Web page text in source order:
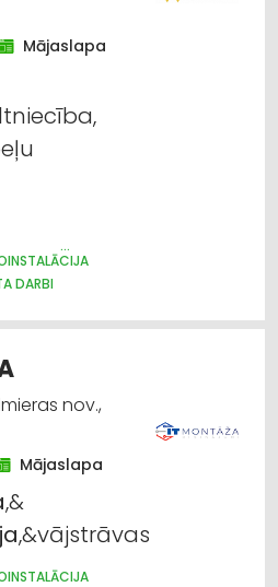
un elektromateriālu
iekārtas
sistēmas un
sistēmas,
Mājaslapa
DARBI
VIESNĪCAS
SISTĒMAS UN IEKĀRTAS
SISTĒMAS, VIDEONOVĒROŠANA
nov.,
Mājaslapa
,&
,&vājstrāvas